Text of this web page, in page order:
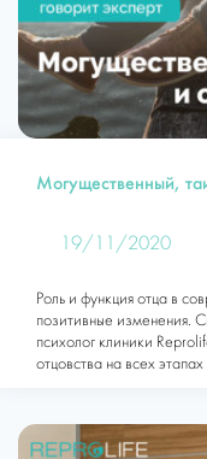
Могущественный,
19/11/2020
Роль и функция отца в
позитивные изменения.
психолог клиники
отцовства на всех